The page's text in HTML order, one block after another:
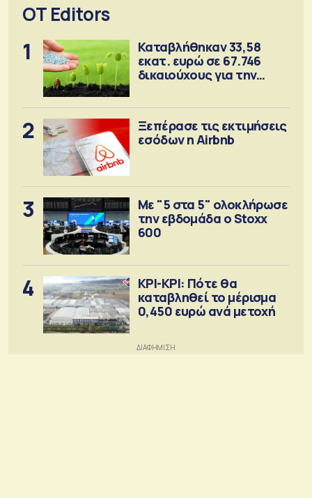
OT Editors
1
Καταβλήθηκαν 33,58
εκατ. ευρώ σε 67.746
δικαιούχους για την
2
Ξεπέρασε τις εκτιμήσεις
εσόδων η Airbnb
3
Με "5 στα 5" ολοκλήρωσε
την εβδομάδα ο Stoxx
600
4
ΚΡΙ-ΚΡΙ: Πότε θα
καταβληθεί το μέρισμα
0,450 ευρώ ανά μετοχή